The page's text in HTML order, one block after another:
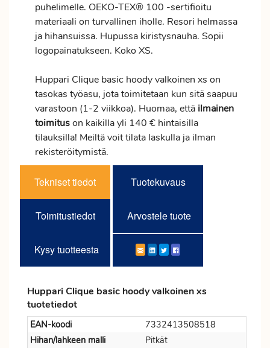
puhelimelle. OEKO-TEX® 100 -sertifioitu
materiaali on turvallinen iholle. Resori helmassa
ja hihansuissa. Hupussa kiristysnauha. Sopii
logopainatukseen. Koko XS.
Huppari Clique basic hoody valkoinen xs on
tasokas työasu, jota toimitetaan kun sitä saapuu
varastoon (1-2 viikkoa). Huomaa, että ilmainen
toimituson kaikilla yli 140 € hintaisilla
tilauksilla! Meiltä voit tilata laskulla ja ilman
rekisteröitymistä.
Tekniset tiedot Tuotekuvaus
Toimitustiedot Arvostele tuote
Kysy tuotteesta
Huppari Clique basic hoody valkoinen xs
tuotetiedot
EAN-koodi
7332413508518
Hihan/lahkeen malli
Pitkät